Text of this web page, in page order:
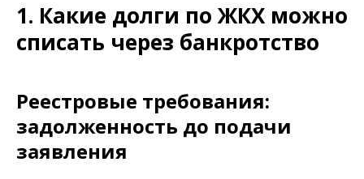
1. Какие долги по ЖКХ можно
списать через банкротство
Реестровые требования:
задолженность до подачи
заявления